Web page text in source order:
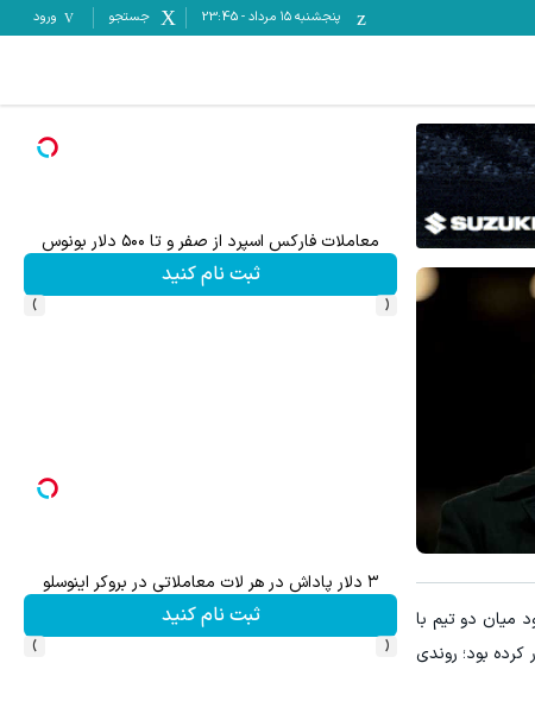
پنجشنبه ۱۵ مرداد -
23:45 جستجو ورود
میان دو تیم با
هفته گذشته، ۶ بازی پیاپی خود را واگذار کرده بود؛ روندی
میدونستی میتونی از بالا رفتن ارزش سهام گوگل سود کسب
ثبت نام کنید
‹
›
میدونستی میتونی از بالا رفتن ارزش سهام گوگل سود کسب
ثبت نام کنید
‹
›